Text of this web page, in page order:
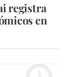
registra
en